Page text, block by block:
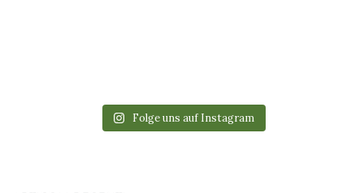
Folge uns auf Instagram